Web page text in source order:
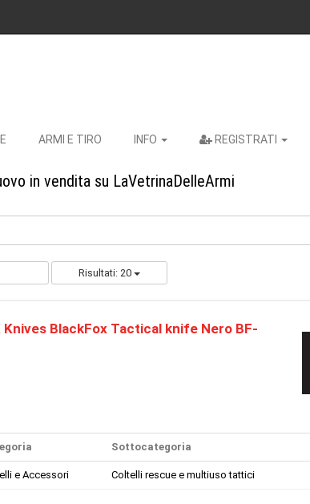
ARMI E TIRO INFO REGISTRATI
in vendita su LaVetrinaDelleArmi
Risultati: 20
Knives BlackFox Tactical knife Nero BF-
Sottocategoria
e Accessori Coltelli rescue e multiuso tattici